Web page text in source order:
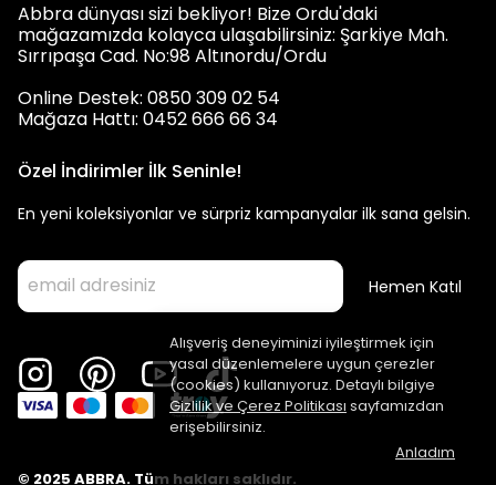
Alışveriş deneyiminizi iyileştirmek için
yasal düzenlemelere uygun çerezler
(cookies) kullanıyoruz. Detaylı bilgiye
Gizlilik ve Çerez Politikası sayfamızdan
erişebilirsiniz.
Anladım
Abbra dünyası sizi bekliyor! Bize Ordu'daki
mağazamızda kolayca ulaşabilirsiniz: Şarkiye Mah.
Sırrıpaşa Cad. No:98 Altınordu/Ordu
Online Destek: 0850 309 02 54
Mağaza Hattı: 0452 666 66 34
Özel İndirimler İlk Seninle!
En yeni koleksiyonlar ve sürpriz kampanyalar ilk sana gelsin.
Hemen Katıl
© 2025 ABBRA. Tüm hakları saklıdır.